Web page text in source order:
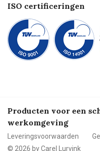
ISO certificeringen
Producten voor een
werkomgeving
Leveringsvoorwaarden
© 2026 by Carel Lurvink